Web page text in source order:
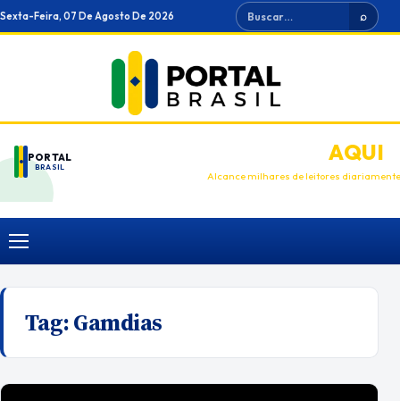
Ir
para
Sexta-Feira, 07 De Agosto De 2026 Buscar ⌕
PORTAL
BRASIL
ANUNCIEAQUI
Alcance milhares de leitores diariamente
Menu
Tag:Gamdias